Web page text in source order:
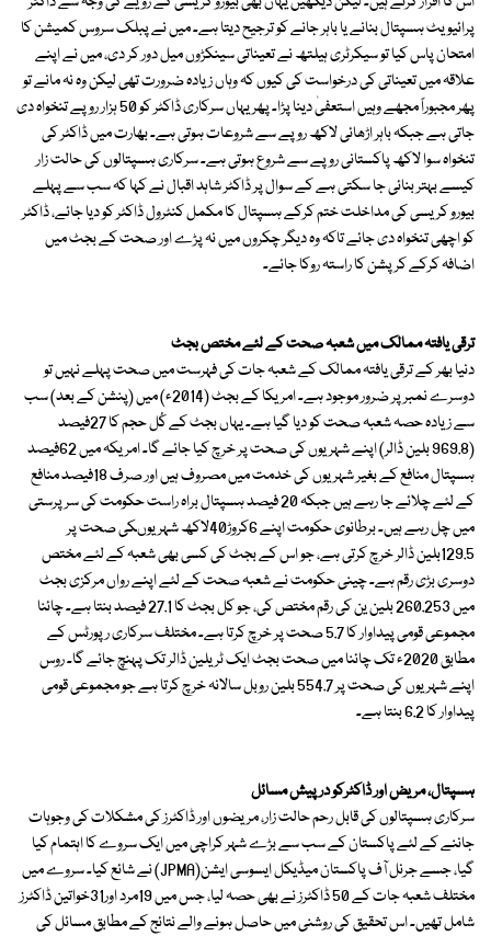
پرائیویٹ ہسپتال بنانے یا باہر جانے کو ترجیح دیتا ہے۔ میں نے پبلک سروس کمیشن کا
امتحان پاس کیا تو سیکرٹری ہیلتھ نے تعیناتی سینکڑوں میل دور کر دی، میں نے اپنے
علاقہ میں تعیناتی کی درخواست کی کیوں کہ وہاں زیادہ ضرورت تھی لیکن وہ نہ مانے تو
پھر مجبوراً مجھے وہیں استعفیٰ دینا پڑا۔ پھر یہاں سرکاری ڈاکٹر کو 50 ہزار روپے تنخواہ دی
جاتی ہے جبکہ باہر اڑھائی لاکھ روپے سے شروعات ہوتی ہے۔ بھارت میں ڈاکٹر کی
تنخواہ سوا لاکھ پاکستانی روپے سے شروع ہوتی ہے۔ سرکاری ہسپتالوں کی حالت زار
کیسے بہتر بنائی جا سکتی ہے کے سوال پر ڈاکٹر شاہد اقبال نے کہا کہ سب سے پہلے
بیورو کریسی کی مداخلت ختم کرکے ہسپتال کا مکمل کنٹرول ڈاکٹر کو دیا جائے، ڈاکٹر
کو اچھی تنخواہ دی جائے تاکہ وہ دیگر چکروں میں نہ پڑے اور صحت کے بجٹ میں
اضافہ کرکے کرپشن کا راستہ روکا جائے۔
ترقی یافتہ ممالک میں شعبہ صحت کے لئے مختص بجٹ
دنیا بھر کے ترقی یافتہ ممالک کے شعبہ جات کی فہرست میں صحت پہلے نہیں تو
دوسرے نمبر پر ضرور موجود ہے۔ امریکا کے بجٹ (2014ء) میں (پنشن کے بعد) سب
سے زیادہ حصہ شعبہ صحت کو دیا گیا ہے۔ یہاں بجٹ کے کُل حجم کا 27فیصد
(969.8 بلین ڈالر) اپنے شہریوں کی صحت پر خرچ کیا جائے گا۔ امریکہ میں 62فیصد
ہسپتال منافع کے بغیر شہریوں کی خدمت میں مصروف ہیں اور صرف 18فیصد منافع
کے لئے چلائے جا رہے ہیں جبکہ 20 فیصد ہسپتال براہ راست حکومت کی سرپرستی
میں چل رہے ہیں۔ برطانوی حکومت اپنے 6کروڑ40لاکھ شہریوںکی صحت پر
129.5بلین ڈالر خرچ کرتی ہے، جو اس کے بجٹ کی کسی بھی شعبہ کے لئے مختص
دوسری بڑی رقم ہے۔ چینی حکومت نے شعبہ صحت کے لئے اپنے رواں مرکزی بجٹ
میں 260.253 بلین ین کی رقم مختص کی، جو کل بجٹ کا 27.1 فیصد بنتا ہے۔ چائنا
مجموعی قومی پیداوار کا 5.7 صحت پر خرچ کرتا ہے۔ مختلف سرکاری رپورٹس کے
مطابق 2020ء تک چائنا میں صحت بجٹ ایک ٹریلین ڈالر تک پہنچ جائے گا۔ روس
اپنے شہریوں کی صحت پر 554.7 بلین روبل سالانہ خرچ کرتا ہے جو مجموعی قومی
پیداوار کا 6.2 بنتا ہے۔
ہسپتال، مریض اور ڈاکٹرکو درپیش مسائل
سرکاری ہسپتالوں کی قابل رحم حالت زار، مریضوں اور ڈاکٹرز کی مشکلات کی وجوہات
جاننے کے لئے پاکستان کے سب سے بڑے شہر کراچی میں ایک سروے کا اہتمام کیا
گیا، جسے جرنل آف پاکستان میڈیکل ایسوسی ایشن(JPMA) نے شائع کیا۔ سروے میں
مختلف شعبہ جات کے 50 ڈاکٹرز نے بھی حصہ لیا، جس میں 19مرد اور31خواتین ڈاکٹرز
شامل تھیں۔ اس تحقیق کی روشنی میں حاصل ہونے والے نتائج کے مطابق مسائل کی